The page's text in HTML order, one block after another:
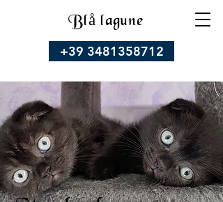
Blå lagune
+39 3481358712